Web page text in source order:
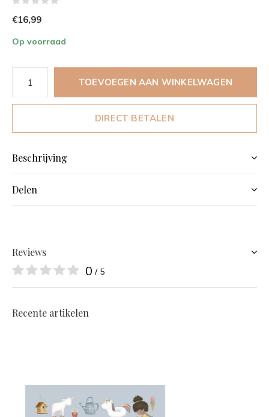
€16,99
Op voorraad
TOEVOEGEN AAN WINKELWAGEN
DIRECT BETALEN
Beschrijving
Delen
Reviews
0 / 5
Recente artikelen